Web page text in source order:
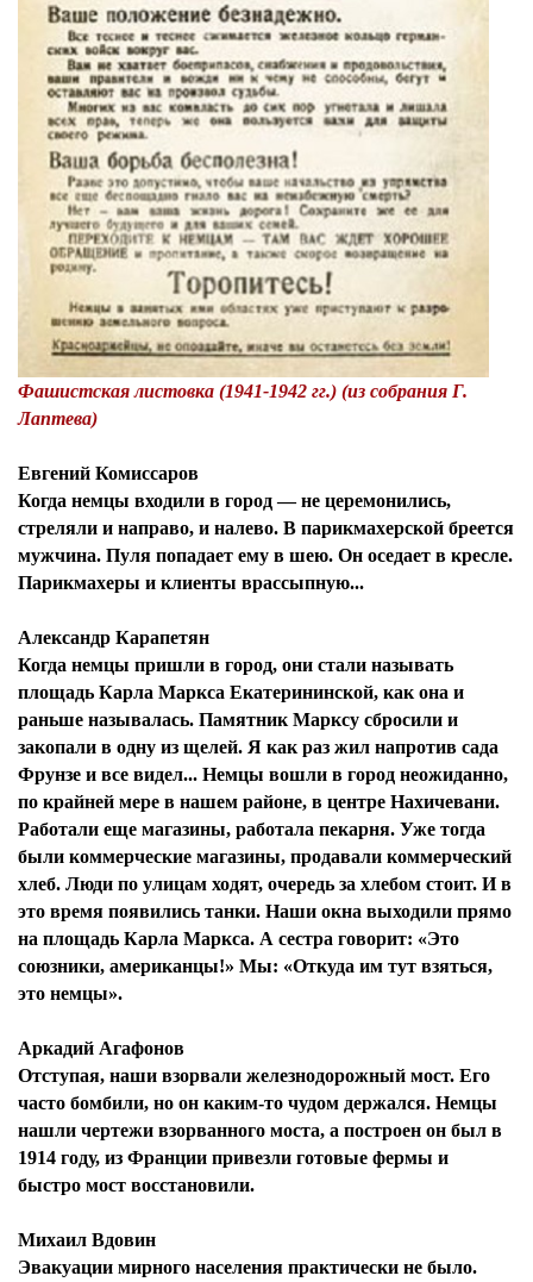
Фашистская листовка (1941-1942 гг.) (из собрания Г.
Лаптева)
Евгений Комиссаров
Когда немцы входили в город — не церемонились,
стреляли и направо, и налево. В парикмахерской бреется
мужчина. Пуля попадает ему в шею. Он оседает в кресле.
Парикмахеры и клиенты врассыпную...
Александр Карапетян
Когда немцы пришли в город, они стали называть
площадь Карла Маркса Екатерининской, как она и
раньше называлась. Памятник Марксу сбросили и
закопали в одну из щелей. Я как раз жил напротив сада
Фрунзе и все видел... Немцы вошли в город неожиданно,
по крайней мере в нашем районе, в центре Нахичевани.
Работали еще магазины, работала пекарня. Уже тогда
были коммерческие магазины, продавали коммерческий
хлеб. Люди по улицам ходят, очередь за хлебом стоит. И в
это время появились танки. Наши окна выходили прямо
на площадь Карла Маркса. А сестра говорит: «Это
союзники, американцы!» Мы: «Откуда им тут взяться,
это немцы».
Аркадий Агафонов
Отступая, наши взорвали железнодорожный мост. Его
часто бомбили, но он каким-то чудом держался. Немцы
нашли чертежи взорванного моста, а построен он был в
1914 году, из Франции привезли готовые фермы и
быстро мост восстановили.
Михаил Вдовин
Эвакуации мирного населения практически не было.
политикой конфиденциальности и
защиты информации*
Я согласен с политикой конфиденциальности и
защиты информации*